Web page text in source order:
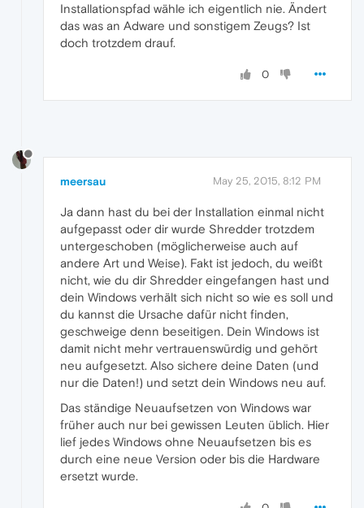
Installationspfad wähle ich eigentlich nie. Ändert
das was an Adware und sonstigem Zeugs? Ist
doch trotzdem drauf.
0
meersau May 25, 2015, 8:12 PM
Ja dann hast du bei der Installation einmal nicht
aufgepasst oder dir wurde Shredder trotzdem
untergeschoben (möglicherweise auch auf
andere Art und Weise). Fakt ist jedoch, du weißt
nicht, wie du dir Shredder eingefangen hast und
dein Windows verhält sich nicht so wie es soll und
du kannst die Ursache dafür nicht finden,
geschweige denn beseitigen. Dein Windows ist
damit nicht mehr vertrauenswürdig und gehört
neu aufgesetzt. Also sichere deine Daten (und
nur die Daten!) und setzt dein Windows neu auf.
Das ständige Neuaufsetzen von Windows war
früher auch nur bei gewissen Leuten üblich. Hier
lief jedes Windows ohne Neuaufsetzen bis es
durch eine neue Version oder bis die Hardware
ersetzt wurde.